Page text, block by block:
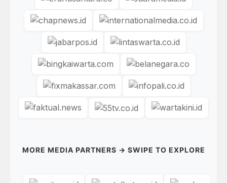
MORE MEDIA PARTNERS → SWIPE TO EXPLORE